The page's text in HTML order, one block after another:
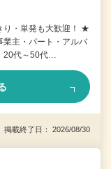
り・単発も大歓迎！ ★
業主・パート・アルバ
20代～50代…
載終了日： 2026/08/30